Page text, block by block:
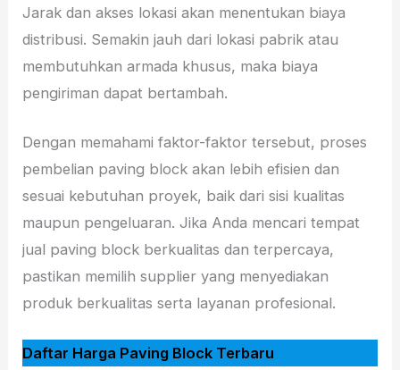
Jarak dan akses lokasi akan menentukan biaya
distribusi. Semakin jauh dari lokasi pabrik atau
membutuhkan armada khusus, maka biaya
pengiriman dapat bertambah.
Dengan memahami faktor-faktor tersebut, proses
pembelian paving block akan lebih efisien dan
sesuai kebutuhan proyek, baik dari sisi kualitas
maupun pengeluaran. Jika Anda mencari tempat
jual paving block berkualitas dan terpercaya,
pastikan memilih supplier yang menyediakan
produk berkualitas serta layanan profesional.
Daftar Harga Paving Block Terbaru